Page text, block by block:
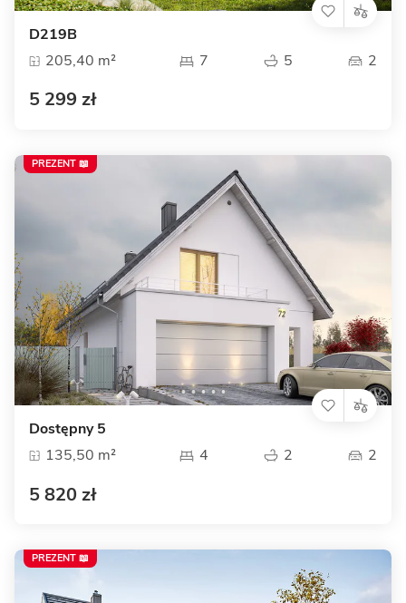
D219B
205,40 m²
7 5 2
5 299 zł
Dostępny 5
135,50 m²
4 2 2
5 820 zł
PREZENT 📖
PREZENT 📖